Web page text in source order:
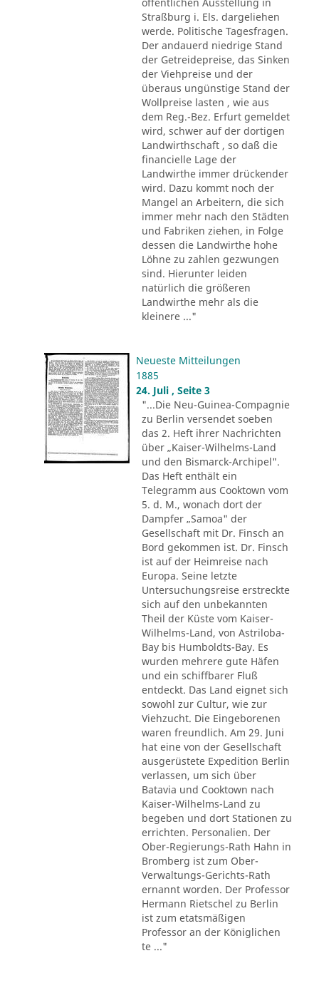
Straßburg i. Els. dargeliehen
werde. Politische Tagesfragen.
Der andauerd niedrige Stand
der Getreidepreise, das Sinken
der Viehpreise und der
überaus ungünstige Stand der
Wollpreise lasten , wie aus
dem Reg.-Bez. Erfurt gemeldet
wird, schwer auf der dortigen
Landwirthschaft , so daß die
financielle Lage der
Landwirthe immer drückender
wird. Dazu kommt noch der
Mangel an Arbeitern, die sich
immer mehr nach den Städten
und Fabriken ziehen, in Folge
dessen die Landwirthe hohe
Löhne zu zahlen gezwungen
sind. Hierunter leiden
natürlich die größeren
Landwirthe mehr als die
kleinere ..."
Neueste Mitteilungen
1885
24. Juli , Seite 3
"...Die Neu-Guinea-Compagnie
zu Berlin versendet soeben
das 2. Heft ihrer Nachrichten
über „Kaiser-Wilhelms-Land
und den Bismarck-Archipel".
Das Heft enthält ein
Telegramm aus Cooktown vom
5. d. M., wonach dort der
Dampfer „Samoa" der
Gesellschaft mit Dr. Finsch an
Bord gekommen ist. Dr. Finsch
ist auf der Heimreise nach
Europa. Seine letzte
Untersuchungsreise erstreckte
sich auf den unbekannten
Theil der Küste vom Kaiser-
Wilhelms-Land, von Astriloba-
Bay bis Humboldts-Bay. Es
wurden mehrere gute Häfen
und ein schiffbarer Fluß
entdeckt. Das Land eignet sich
sowohl zur Cultur, wie zur
Viehzucht. Die Eingeborenen
waren freundlich. Am 29. Juni
hat eine von der Gesellschaft
ausgerüstete Expedition Berlin
verlassen, um sich über
Batavia und Cooktown nach
Kaiser-Wilhelms-Land zu
begeben und dort Stationen zu
errichten. Personalien. Der
Ober-Regierungs-Rath Hahn in
Bromberg ist zum Ober-
Verwaltungs-Gerichts-Rath
ernannt worden. Der Professor
Hermann Rietschel zu Berlin
ist zum etatsmäßigen
Professor an der Königlichen
te ..."